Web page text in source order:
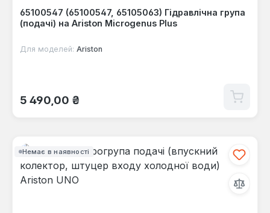
65100547 (65100547, 65105063) Гідравлічна група
(подачі) на Ariston Microgenus Plus
Для моделей: Ariston
Звичайна ціна:
5 490,00 ₴
Немає в наявності